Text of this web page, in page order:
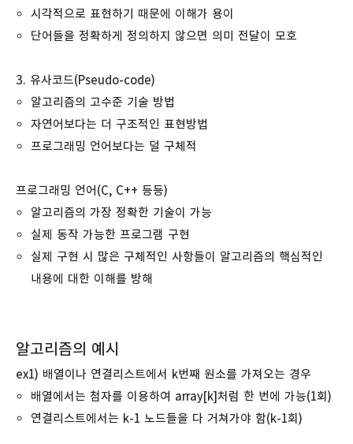
시각적으로 표현하기 때문에 이해가 용이
단어들을 정확하게 정의하지 않으면 의미 전달이 모호
3. 유사코드(Pseudo-code)
알고리즘의 고수준 기술 방법
자연어보다는 더 구조적인 표현방법
프로그래밍 언어보다는 덜 구체적
프로그래밍 언어(C, C++ 등등)
알고리즘의 가장 정확한 기술이 가능
실제 동작 가능한 프로그램 구현
실제 구현 시 많은 구체적인 사항들이 알고리즘의 핵심적인
내용에 대한 이해를 방해
알고리즘의 예시
ex1) 배열이나 연결리스트에서 k번째 원소를 가져오는 경우
배열에서는 첨자를 이용하여 array[k]처럼 한 번에 가능(1회)
연결리스트에서는 k-1 노드들을 다 거쳐가야 함(k-1회)